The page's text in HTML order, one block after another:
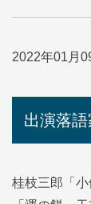
2022年01月
出演落語
桂枝三郎「小